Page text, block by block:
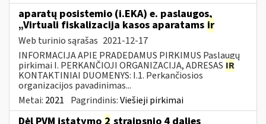
aparatų posistemio (i.EKA) e. paslaugos,
„Virtuali fiskalizacija kasos aparatams ir
Web turinio sąrašas 2021-12-17
INFORMACIJA APIE PRADEDAMUS PIRKIMUS Paslaugų
pirkimai I. PERKANČIOJI ORGANIZACIJA, ADRESAS IR
KONTAKTINIAI DUOMENYS: I.1. Perkančiosios
organizacijos pavadinimas...
Metai: 2021 Pagrindinis:Viešieji pirkimai
Dėl PVM įstatymo 2 straipsnio 4 dalies